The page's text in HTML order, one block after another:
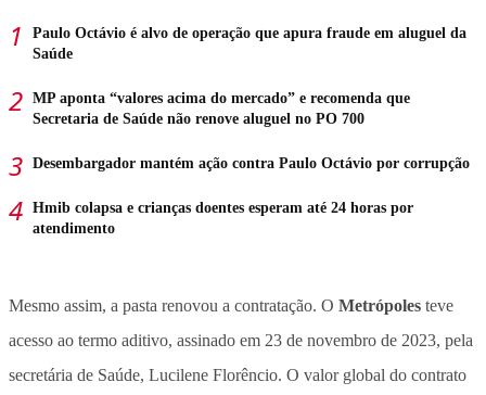
Paulo Octávio é alvo de operação que apura fraude em aluguel da
Saúde
MP aponta “valores acima do mercado” e recomenda que
Secretaria de Saúde não renove aluguel no PO 700
Desembargador mantém ação contra Paulo Octávio por corrupção
Hmib colapsa e crianças doentes esperam até 24 horas por
atendimento
Mesmo assim, a pasta renovou a contratação. O Metrópoles teve
acesso ao termo aditivo, assinado em 23 de novembro de 2023, pela
secretária de Saúde, Lucilene Florêncio. O valor global do contrato